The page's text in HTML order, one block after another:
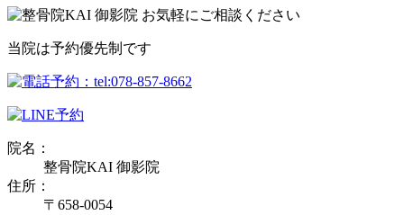
当院は予約優先制です
院名：
整骨院KAI 御影院
住所：
〒658-0054